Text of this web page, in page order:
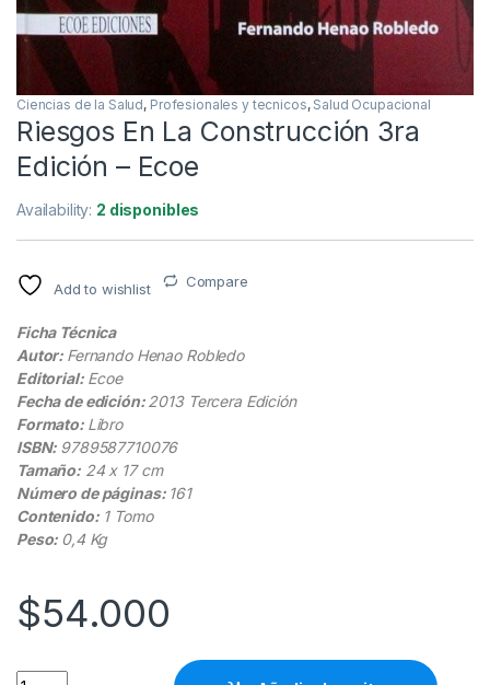
Ciencias de la Salud, Profesionales y tecnicos, Salud Ocupacional
Riesgos En La Construcción 3ra
Edición – Ecoe
Availability: 2 disponibles
Add to wishlist Compare
Ficha Técnica
Autor: Fernando Henao Robledo
Editorial:Ecoe
Fecha de edición: 2013 Tercera Edición
Formato: Libro
ISBN: 9789587710076
Tamaño: 24 x 17 cm
Número de páginas: 161
Contenido:1 Tomo
Peso: 0,4 Kg
$54.000
Riesgos En La Construcción 3ra Edición - Ecoe quantity